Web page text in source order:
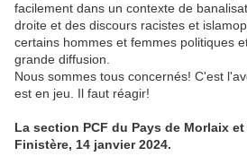
facilement dans un contexte de
droite et des discours racistes et
certains hommes et femmes politiques
grande diffusion.
Nous sommes tous concernés! C'est
est en jeu. Il faut réagir!
La section PCF du Pays de Morlaix
Finistère, 14 janvier 2024.